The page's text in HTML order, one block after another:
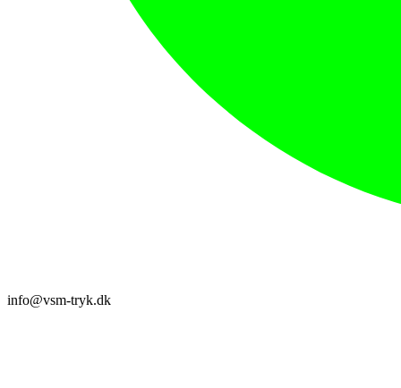
info@vsm-tryk.dk